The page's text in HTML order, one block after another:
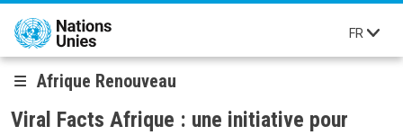
Aller au contenu principal
FR
Afrique Renouveau
Viral Facts Afrique : une initiative pour